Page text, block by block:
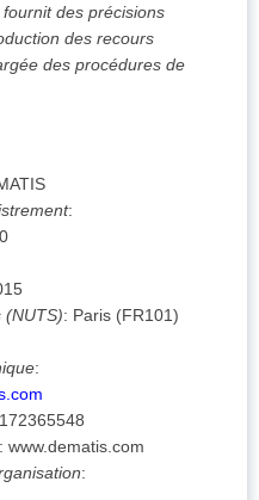
des précisions
des recours
des procédures de
:
(NUTS): Paris (FR101)
:
: www.dematis.com
: